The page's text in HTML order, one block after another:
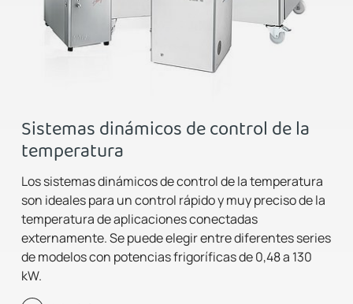
Sistemas dinámicos de control de la
temperatura
Los sistemas dinámicos de control de la temperatura
son ideales para un control rápido y muy preciso de la
temperatura de aplicaciones conectadas
externamente. Se puede elegir entre diferentes series
de modelos con potencias frigoríficas de 0,48 a 130
kW.